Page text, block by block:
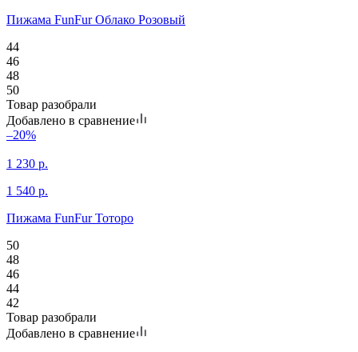
Пижама FunFur Облако Розовый
44
46
48
50
Товар разобрали
Добавлено в сравнение
–20%
1 230 р.
1 540 р.
Пижама FunFur Тоторо
50
48
46
44
42
Товар разобрали
Добавлено в сравнение